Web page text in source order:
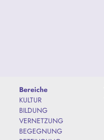
Bereiche
KULTUR
BILDUNG
VERNETZUNG
BEGEGNUNG